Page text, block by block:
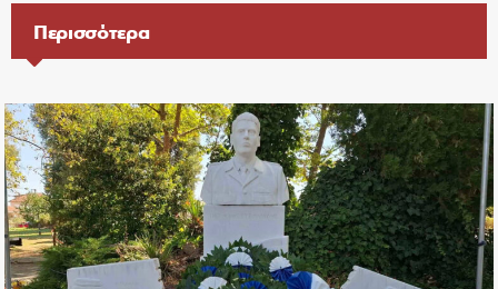
Περισσότερα